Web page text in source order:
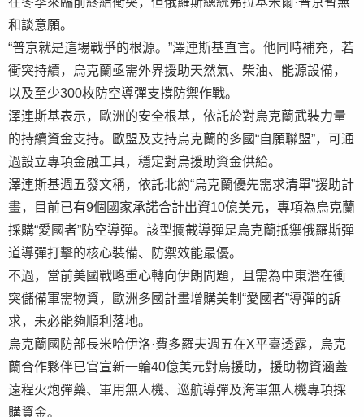
和談意願。
“普京就是這場戰爭的根源。”澤連斯基直言。他同時補充，若
衝突持續，烏克蘭亟需外界援助天然氣、柴油、能源設備，
以及至少300枚防空導彈支撐防禦作戰。
澤連斯基表示，歐洲的安全根基，依託於對烏克蘭武裝力量
的持續資金支持。歐盟及支持烏克蘭的多國“自願聯盟”，可通
過設立專項金融工具，穩定對烏援助資金供給。
澤連斯基週五發文稱，依託北約“烏克蘭優先需求清單”援助計
畫，目前已有9個國家承諾合計出資10億美元，專項為烏克蘭
採購“愛國者”防空導彈。該型攔截導彈是烏克蘭抵禦俄羅斯彈
道導彈打擊的核心裝備、防禦效能最優。
不過，當前美國戰略重心轉向伊朗問題，且需為中東潛在衝
突儲備軍需物資，歐洲多國計畫增購美制“愛國者”導彈的訴
求，未必能夠順利落地。
烏克蘭國防部長米哈伊洛·費多羅夫週五在X平臺透露，烏克
蘭合作夥伴已官宣新一輪40億美元對烏援助，援助物資涵蓋
遠程火炮彈藥、軍用無人機、巡航導彈及海軍無人機專項採
購資金。